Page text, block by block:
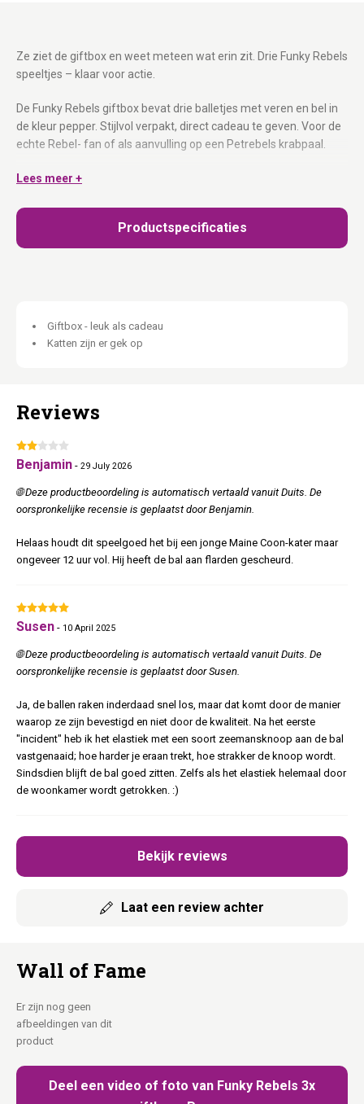
Ze ziet de giftbox en weet meteen wat erin zit. Drie Funky Rebels
speeltjes – klaar voor actie.
De Funky Rebels giftbox bevat drie balletjes met veren en bel in
de kleur pepper. Stijlvol verpakt, direct cadeau te geven. Voor de
echte Rebel- fan of als aanvulling op een Petrebels krabpaal.
3 Funky Rebels speeltjes:
Stijlvolle giftbox:
Kleur Pepper:Past bij Petrebels krabpalen in dezelfde kleurlijn.
Drie keer plezier. Eén giftbox.
Lees meer +
Productspecificaties
Giftbox - leuk als cadeau
Katten zijn er gek op
Reviews
Bekijk reviews
Laat een review achter
Benjamin - 29 July 2026
🌐 Deze productbeoordeling is automatisch vertaald vanuit Duits. De
oorspronkelijke recensie is geplaatst door Benjamin.
Helaas houdt dit speelgoed het bij een jonge Maine Coon-kater maar
ongeveer 12 uur vol. Hij heeft de bal aan flarden gescheurd.
Susen - 10 April 2025
🌐 Deze productbeoordeling is automatisch vertaald vanuit Duits. De
oorspronkelijke recensie is geplaatst door Susen.
Ja, de ballen raken inderdaad snel los, maar dat komt door de manier
waarop ze zijn bevestigd en niet door de kwaliteit. Na het eerste
"incident" heb ik het elastiek met een soort zeemansknoop aan de bal
vastgenaaid; hoe harder je eraan trekt, hoe strakker de knoop wordt.
Sindsdien blijft de bal goed zitten. Zelfs als het elastiek helemaal door
de woonkamer wordt getrokken. :)
Wall of Fame
Deel een video of foto van Funky Rebels 3x
Er zijn nog geen
afbeeldingen van dit
product